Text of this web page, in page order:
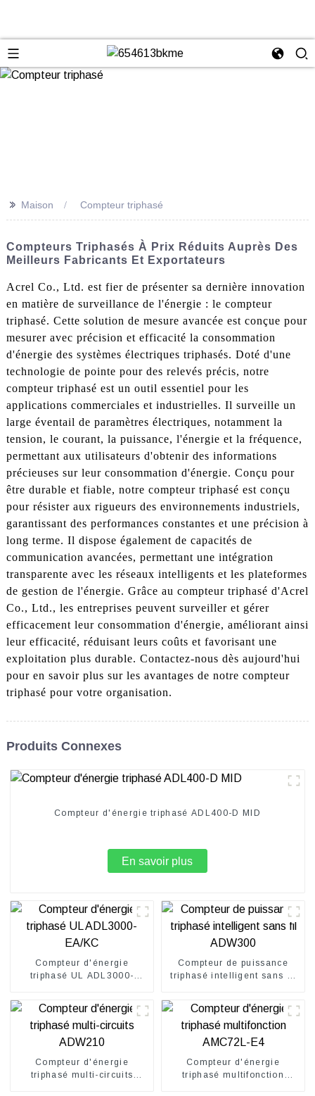
>> Maison Compteur triphasé
Compteurs Triphasés À Prix Réduits Auprès Des
Meilleurs Fabricants Et Exportateurs
Acrel Co., Ltd. est fier de présenter sa dernière innovation
en matière de surveillance de l'énergie : le compteur
triphasé. Cette solution de mesure avancée est conçue pour
mesurer avec précision et efficacité la consommation
d'énergie des systèmes électriques triphasés. Doté d'une
technologie de pointe pour des relevés précis, notre
compteur triphasé est un outil essentiel pour les
applications commerciales et industrielles. Il surveille un
large éventail de paramètres électriques, notamment la
tension, le courant, la puissance, l'énergie et la fréquence,
permettant aux utilisateurs d'obtenir des informations
précieuses sur leur consommation d'énergie. Conçu pour
être durable et fiable, notre compteur triphasé est conçu
pour résister aux rigueurs des environnements industriels,
garantissant des performances constantes et une précision à
long terme. Il dispose également de capacités de
communication avancées, permettant une intégration
transparente avec les réseaux intelligents et les plateformes
de gestion de l'énergie. Grâce au compteur triphasé d'Acrel
Co., Ltd., les entreprises peuvent surveiller et gérer
efficacement leur consommation d'énergie, améliorant ainsi
leur efficacité, réduisant leurs coûts et favorisant une
exploitation plus durable. Contactez-nous dès aujourd'hui
pour en savoir plus sur les avantages de notre compteur
triphasé pour votre organisation.
Produits Connexes
Compteur d'énergie triphasé ADL400-D MID
En savoir plus
Compteur d'énergie
triphasé UL ADL3000-
Compteur de puissance
triphasé intelligent sans fil
Compteur d'énergie
triphasé multi-circuits
Compteur d'énergie
triphasé multifonction